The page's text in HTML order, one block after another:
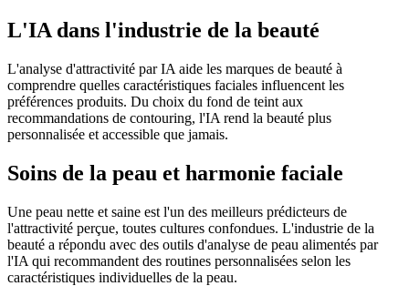
L'IA dans l'industrie de la beauté
L'analyse d'attractivité par IA aide les marques de beauté à
comprendre quelles caractéristiques faciales influencent les
préférences produits. Du choix du fond de teint aux
recommandations de contouring, l'IA rend la beauté plus
personnalisée et accessible que jamais.
Soins de la peau et harmonie faciale
Une peau nette et saine est l'un des meilleurs prédicteurs de
l'attractivité perçue, toutes cultures confondues. L'industrie de la
beauté a répondu avec des outils d'analyse de peau alimentés par
l'IA qui recommandent des routines personnalisées selon les
caractéristiques individuelles de la peau.